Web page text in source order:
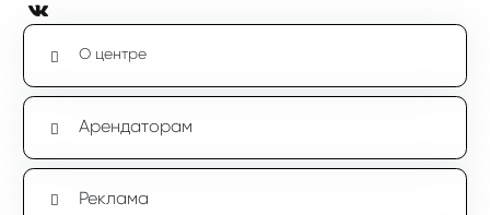
О центре
Арендаторам
Реклама